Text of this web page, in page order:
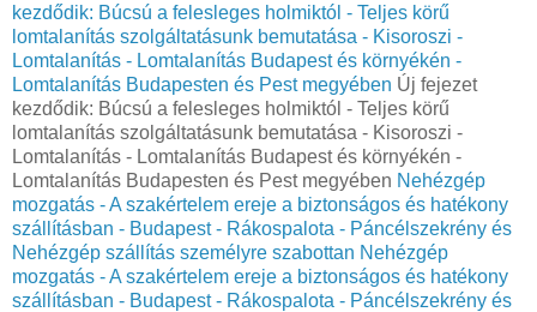
kezdődik: Búcsú a felesleges holmiktól - Teljes körű
lomtalanítás szolgáltatásunk bemutatása - Kisoroszi -
Lomtalanítás - Lomtalanítás Budapest és környékén -
Lomtalanítás Budapesten és Pest megyében Új fejezet
kezdődik: Búcsú a felesleges holmiktól - Teljes körű
lomtalanítás szolgáltatásunk bemutatása - Kisoroszi -
Lomtalanítás - Lomtalanítás Budapest és környékén -
Lomtalanítás Budapesten és Pest megyében Nehézgép
mozgatás - A szakértelem ereje a biztonságos és hatékony
szállításban - Budapest - Rákospalota - Páncélszekrény és
Nehézgép szállítás személyre szabottan Nehézgép
mozgatás - A szakértelem ereje a biztonságos és hatékony
szállításban - Budapest - Rákospalota - Páncélszekrény és